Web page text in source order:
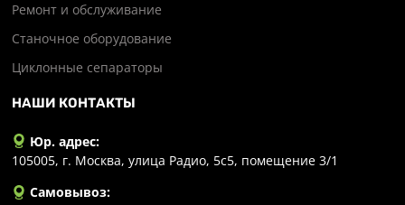
Ремонт и обслуживание
Станочное оборудование
Циклонные сепараторы
НАШИ КОНТАКТЫ
Юр. адрес:
105005, г. Москва, улица Радио, 5с5, помещение 3/1
Самовывоз: